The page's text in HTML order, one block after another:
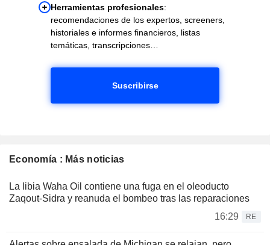
Herramientas profesionales:
recomendaciones de los expertos, screeners,
historiales e informes financieros, listas
temáticas, transcripciones…
Suscribirse
Economía : Más noticias
La libia Waha Oil contiene una fuga en el oleoducto
Zaqout-Sidra y reanuda el bombeo tras las reparaciones
16:29
RE